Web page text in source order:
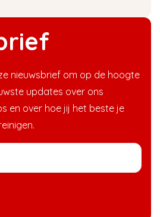
nieuwsbrief om op de hoogte
updates over ons
en over hoe jij het beste je